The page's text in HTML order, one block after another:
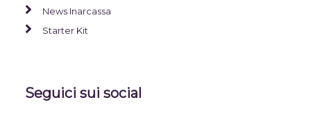
News Inarcassa
Starter Kit
Seguici sui social